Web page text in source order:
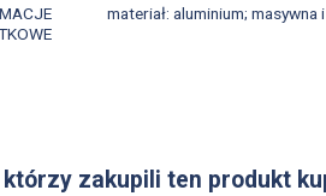
materiał: aluminium;
którzy zakupili ten produkt